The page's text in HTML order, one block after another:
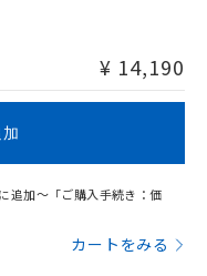
あります。
¥ 14,190
追加～「ご購入手続き：価
カートをみる